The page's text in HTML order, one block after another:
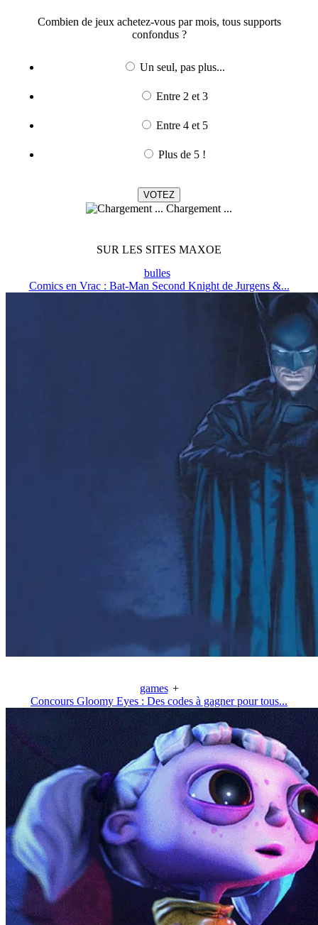
Combien de jeux achetez-vous par mois, tous supports
confondus ?
Un seul, pas plus...
Entre 2 et 3
Entre 4 et 5
Plus de 5 !
Chargement ...
SUR LES SITES MAXOE
bulles
Comics en Vrac : Bat-Man Second Knight de Jurgens &...
games +
Concours Gloomy Eyes : Des codes à gagner pour tous...